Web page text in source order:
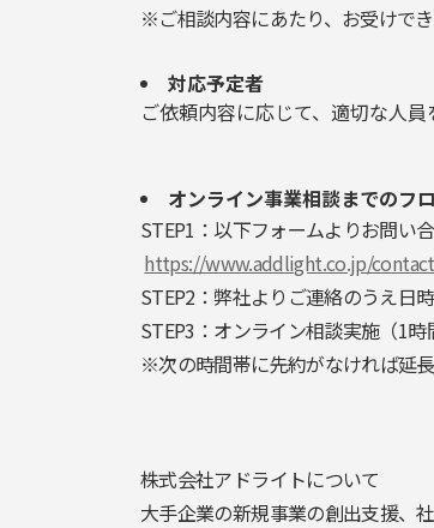
※ご相談内容にあたり、お受けで
対応予定者
ご依頼内容に応じて、適切な人員
オンライン事業相談までのフ
STEP1：以下フォームよりお問い
https://www.addlight.co.jp/
STEP2：弊社よりご連絡のうえ日
STEP3：オンライン相談実施（1時
※次の時間帯に先約がなければ延
株式会社アドライトについて
大手企業の新規事業の創出支援、